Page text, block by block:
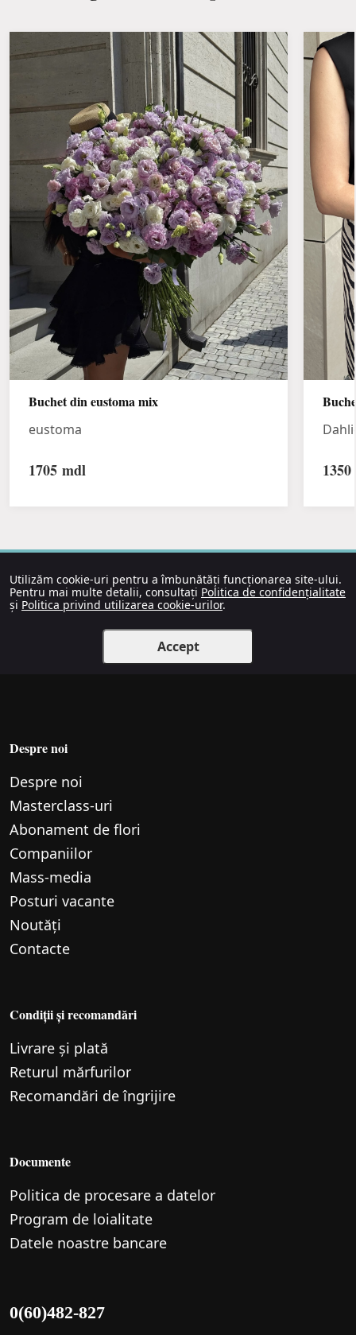
Buchet din eustoma mix
eustoma
1705 mdl 1350
Utilizăm cookie-uri pentru a îmbunătăți funcționarea site-ului.
Pentru mai multe detalii, consultați Politica de confidențialitate
și Politica privind utilizarea cookie-urilor.
Accept
Despre noi
Despre noi
Маsterclass-uri
Abonament de flori
Companiilor
Mass-media
Posturi vacante
Noutăți
Contacte
Condiții și recomandări
Livrare și plată
Returul mărfurilor
Recomandări de îngrijire
Documente
Politica de procesare a datelor
Program de loialitate
Datele noastre bancare
0(60)482-827